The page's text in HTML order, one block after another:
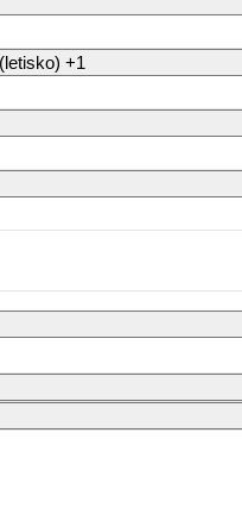
+1
PO